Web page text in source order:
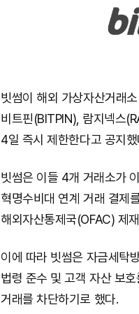
빗썸이 해외 가상자산거래
비트핀(BITPIN), 람지넥스
4일 즉시 제한한다고 공지했
빗썸은 이들 4개 거래소가
혁명수비대 연계 거래 결제
해외자산통제국(OFAC) 제
이에 따라 빗썸은 자금세탁
법령 준수 및 고객 자산 보
거래를 차단하기로 했다.